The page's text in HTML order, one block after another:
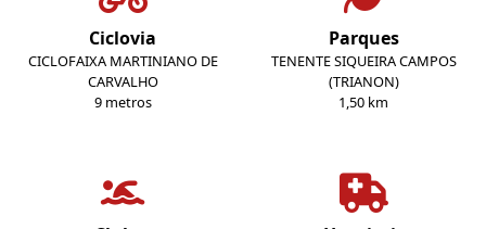
Ciclovia
CICLOFAIXA MARTINIANO DE
CARVALHO
9 metros
Parques
TENENTE SIQUEIRA CAMPOS
(TRIANON)
1,50 km